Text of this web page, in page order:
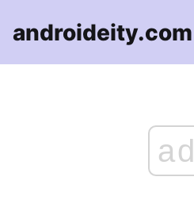
androideity.com
ad